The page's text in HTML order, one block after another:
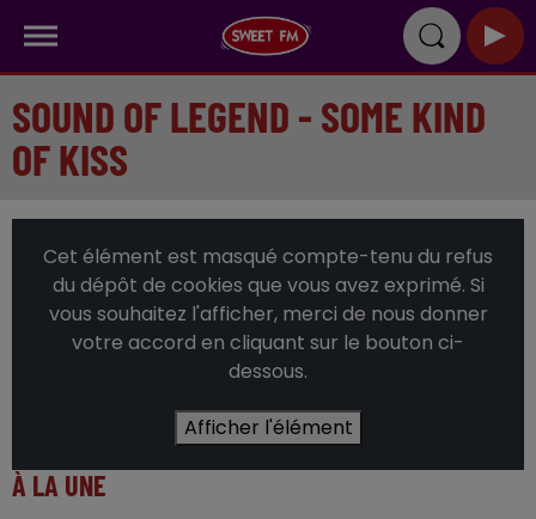
SOUND OF LEGEND - SOME KIND
OF KISS
Cet élément est masqué compte-tenu du refus
du dépôt de cookies que vous avez exprimé. Si
vous souhaitez l'afficher, merci de nous donner
votre accord en cliquant sur le bouton ci-
dessous.
Afficher l'élément
À LA UNE